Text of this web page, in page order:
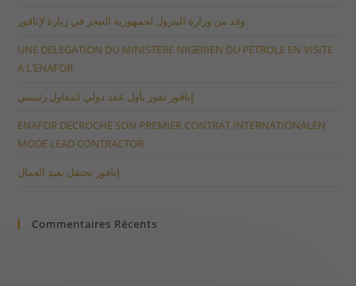
وفد من وزارة البترول لجمهورية النيجر في زيارة لإنافور
UNE DELEGATION DU MINISTERE NIGERIEN DU PETROLE EN VISITE
A L’ENAFOR
إنافور تفوز بأول عقد دولي كمقاول رئيسي
ENAFOR DECROCHE SON PREMIER CONTRAT INTERNATIONALEN
MODE LEAD CONTRACTOR
إنافور تحتفل بعيد العمال
Commentaires Récents